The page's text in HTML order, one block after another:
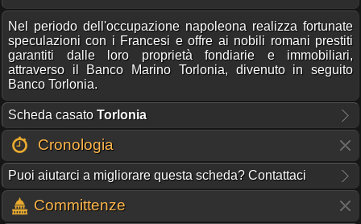
Nel periodo dell'occupazione napoleona realizza fortunate
speculazioni con i Francesi e offre ai nobili romani prestiti
garantiti dalle loro proprietà fondiarie e immobiliari,
attraverso il Banco Marino Torlonia, divenuto in seguito
Banco Torlonia.
Scheda casato Torlonia
Cronologia
Puoi aiutarci a migliorare questa scheda? Contattaci
Committenze